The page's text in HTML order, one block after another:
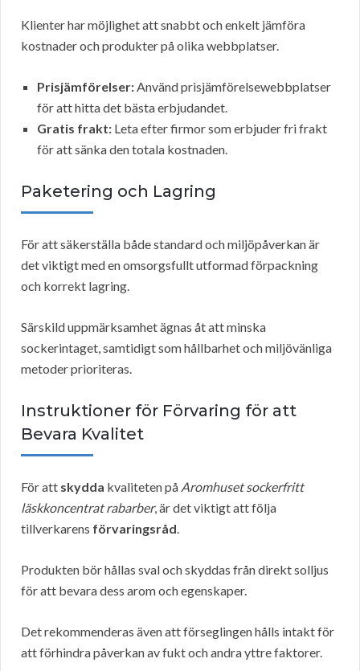
Klienter har möjlighet att snabbt och enkelt jämföra
kostnader och produkter på olika webbplatser.
Prisjämförelser:Använd prisjämförelsewebbplatser
för att hitta det bästa erbjudandet.
Gratis frakt: Leta efter firmor som erbjuder fri frakt
för att sänka den totala kostnaden.
Paketering och Lagring
För att säkerställa både standard och miljöpåverkan är
det viktigt med en omsorgsfullt utformad förpackning
och korrekt lagring.
Särskild uppmärksamhet ägnas åt att minska
sockerintaget, samtidigt som hållbarhet och miljövänliga
metoder prioriteras.
Instruktioner för Förvaring för att
Bevara Kvalitet
För att skydda kvaliteten på Aromhuset sockerfritt
läskkoncentrat rabarber, är det viktigt att följa
tillverkarens förvaringsråd.
Produkten bör hållas sval och skyddas från direkt solljus
för att bevara dess arom och egenskaper.
Det rekommenderas även att förseglingen hålls intakt för
att förhindra påverkan av fukt och andra yttre faktorer.